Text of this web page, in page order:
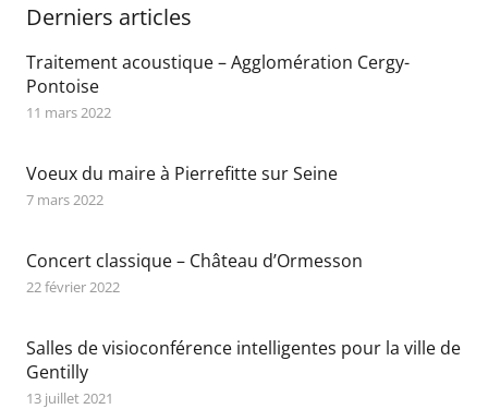
Derniers articles
Traitement acoustique – Agglomération Cergy-
Pontoise
11 mars 2022
Voeux du maire à Pierrefitte sur Seine
7 mars 2022
Concert classique – Château d’Ormesson
22 février 2022
Salles de visioconférence intelligentes pour la ville de
Gentilly
13 juillet 2021